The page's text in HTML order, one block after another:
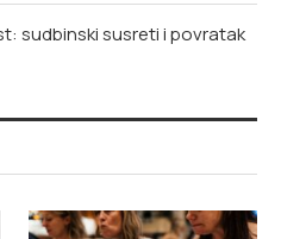
sudbinski susreti i povratak